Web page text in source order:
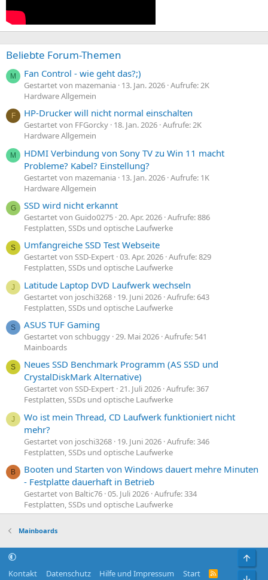
Beliebte Forum-Themen
M Fan Control - wie geht das?;)
Gestartet von mazemania 13. Jan. 2026 Aufrufe: 2K
Hardware Allgemein
F HP-Drucker will nicht normal einschalten
Gestartet von FFGorcky 18. Jan. 2026 Aufrufe: 2K
Hardware Allgemein
M
HDMI Verbindung von Sony TV zu Win 11 macht
Probleme? Kabel? Einstellung?
Gestartet von mazemania 13. Jan. 2026 Aufrufe: 1K
Hardware Allgemein
G SSD wird nicht erkannt
Gestartet von Guido0275 20. Apr. 2026 Aufrufe: 886
Festplatten, SSDs und optische Laufwerke
S Umfangreiche SSD Test Webseite
Gestartet von SSD-Expert 03. Apr. 2026 Aufrufe: 829
Festplatten, SSDs und optische Laufwerke
J Latitude Laptop DVD Laufwerk wechseln
Gestartet von joschi3268 19. Juni 2026 Aufrufe: 643
Festplatten, SSDs und optische Laufwerke
S ASUS TUF Gaming
Gestartet von schbuggy 29. Mai 2026 Aufrufe: 541
Mainboards
S
Neues SSD Benchmark Programm (AS SSD und
CrystalDiskMark Alternative)
Gestartet von SSD-Expert 21. Juli 2026 Aufrufe: 367
Festplatten, SSDs und optische Laufwerke
J
Wo ist mein Thread, CD Laufwerk funktioniert nicht
mehr?
Gestartet von joschi3268 19. Juni 2026 Aufrufe: 346
Festplatten, SSDs und optische Laufwerke
B
Booten und Starten von Windows dauert mehre Minuten
- Festplatte dauerhaft in Betrieb
Gestartet von Baltic76 05. Juli 2026 Aufrufe: 334
Festplatten, SSDs und optische Laufwerke
Mainboards
Kontakt Datenschutz Hilfe und Impressum Start
R